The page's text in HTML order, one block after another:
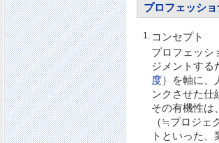
プロフェッシ
1. コンセプト
プロフェッシ
ジメントする
度）を軸に、
ンクさせた仕
その有機性は
（≒プロジェ
トといった